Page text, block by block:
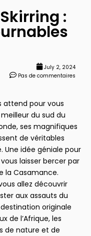
:
July 2, 2024
Pas de commentaires
attend pour vous
du sud du
ses magnifiques
de véritables
Une idée géniale pour
laisser bercer par
la Casamance.
allez découvrir
aux assauts du
originale
de l’Afrique, les
de nature et de